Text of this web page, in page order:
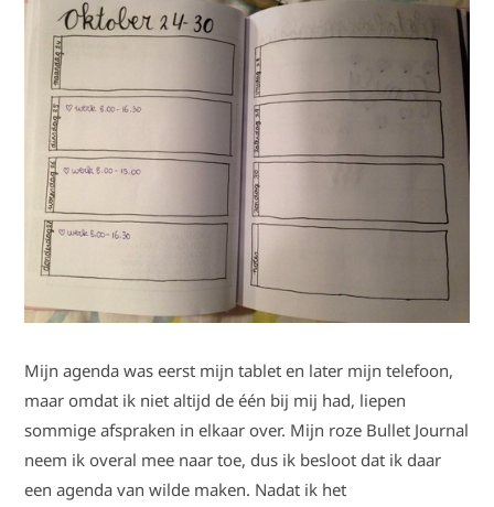
Mijn agenda was eerst mijn tablet en later mijn telefoon,
maar omdat ik niet altijd de één bij mij had, liepen
sommige afspraken in elkaar over. Mijn roze Bullet Journal
neem ik overal mee naar toe, dus ik besloot dat ik daar
een agenda van wilde maken. Nadat ik het